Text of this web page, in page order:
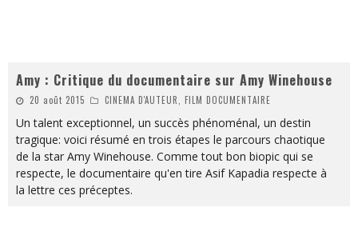
Amy : Critique du documentaire sur Amy Winehouse
20 août 2015 CINEMA D'AUTEUR, FILM DOCUMENTAIRE
Un talent exceptionnel, un succès phénoménal, un destin
tragique: voici résumé en trois étapes le parcours chaotique
de la star Amy Winehouse. Comme tout bon biopic qui se
respecte, le documentaire qu'en tire Asif Kapadia respecte à
la lettre ces préceptes.